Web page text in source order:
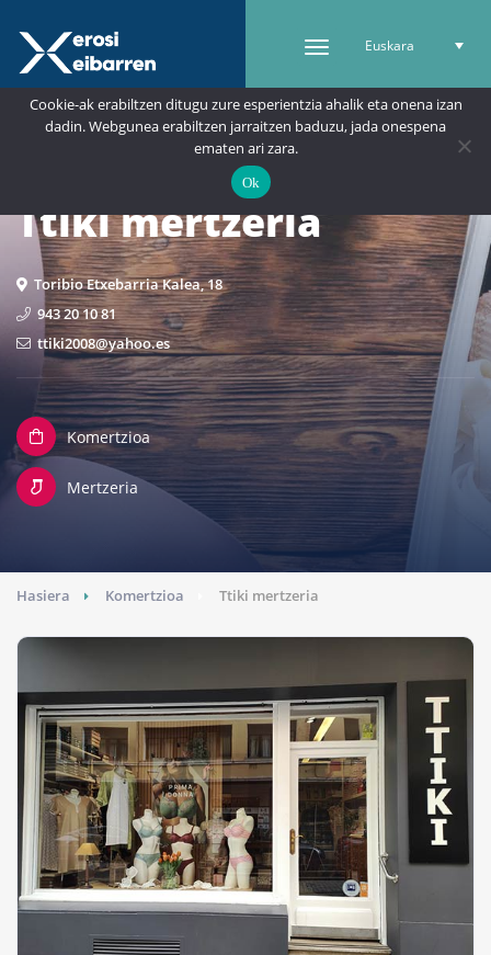
Euskara
Ttiki mertzeria
Toribio Etxebarria Kalea, 18
943 20 10 81
ttiki2008@yahoo.es
Komertzioa
Mertzeria
Hasiera Komertzioa Ttiki mertzeria
Cookie-ak erabiltzen ditugu zure esperientzia ahalik eta onena izan
dadin. Webgunea erabiltzen jarraitzen baduzu, jada onespena
ematen ari zara.
Ok